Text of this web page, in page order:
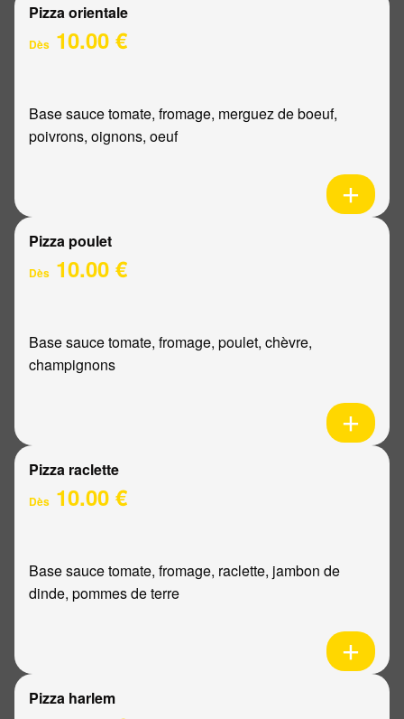
Pizza orientale
Dès 10.00 €
Base sauce tomate, fromage, merguez de boeuf,
poivrons, oignons, oeuf
Pizza poulet
Dès 10.00 €
Base sauce tomate, fromage, poulet, chèvre,
champignons
Pizza raclette
Dès 10.00 €
Base sauce tomate, fromage, raclette, jambon de
dinde, pommes de terre
Pizza harlem